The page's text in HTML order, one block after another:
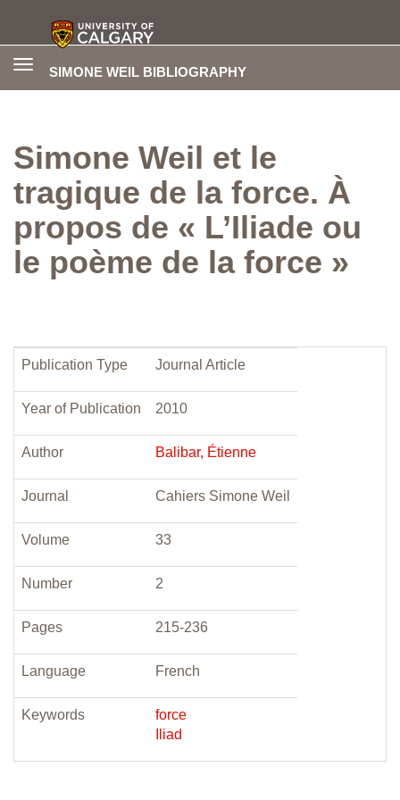
SIMONE WEIL BIBLIOGRAPHY
Toggle
Simone Weil et le
tragique de la force. À
propos de « L’Iliade ou
le poème de la force »
Publication Type Journal Article
Year of Publication 2010
Author Balibar, Étienne
Journal Cahiers Simone Weil
Volume 33
Number 2
Pages 215-236
Language French
Keywords
force
Iliad